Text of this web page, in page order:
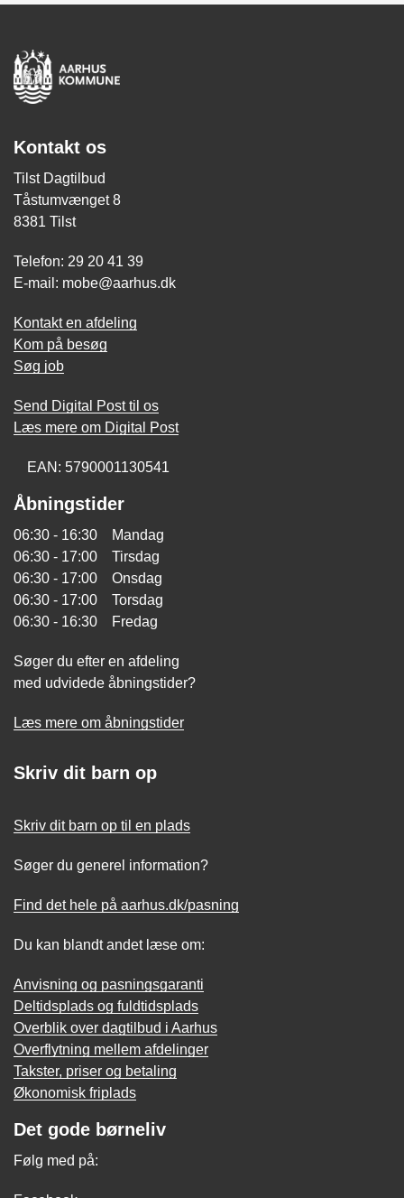
Kontakt os
Tilst Dagtilbud
Tåstumvænget 8
8381 Tilst
Telefon: 29 20 41 39
E-mail: mobe@aarhus.dk
Kontakt en afdeling
Kom på besøg
Søg job
Send Digital Post til os
Læs mere om Digital Post
EAN: 5790001130541
Åbningstider
06:30 - 16:30 Mandag
06:30 - 17:00 Tirsdag
06:30 - 17:00 Onsdag
06:30 - 17:00 Torsdag
06:30 - 16:30 Fredag
Søger du efter en afdeling
med udvidede åbningstider?
Læs mere om åbningstider
Skriv dit barn op
Skriv dit barn op til en plads
Søger du generel information?
Find det hele på aarhus.dk/pasning
Du kan blandt andet læse om:
Anvisning og pasningsgaranti
Deltidsplads og fuldtidsplads
Overblik over dagtilbud i Aarhus
Overflytning mellem afdelinger
Takster, priser og betaling
Økonomisk friplads
Det gode børneliv
Følg med på: